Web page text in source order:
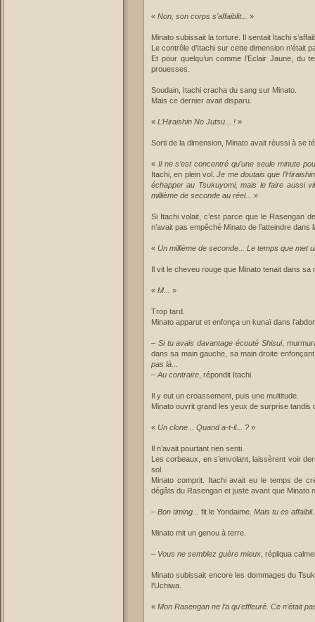
« Non, son corps s’affaiblit... »
Minato subissait la torture. Il sentait Itachi
Le contrôle d’Itachi sur cette dimension n’était
Et pour quelqu’un comme l’Eclair Jaune, du
prouesses.
Soudain, Itachi cracha du sang sur Minato.
Mais ce dernier avait disparu.
« L’Hiraishin No Jutsu... ! »
Sorti de la dimension, Minato avait réussi à se
« Il ne s’est concentré qu’une seule minute
Itachi, en plein vol.Je me doutais que
échapper au Tsukuyomi, mais le faire aussi
millième de seconde au réel...
»
Si Itachi volait, c’est parce que le Rasengan
n’avait pas empêché Minato de l’atteindre dans
« Un millième de seconde... Le temps que met
Il vit le cheveu rouge que Minato tenait dans sa
« M... »
Trop tard.
Minato apparut et enfonça un kunaï dans
– Si tu avais davantage écouté Shisui,
dans sa main gauche, sa main droite
pas là...
– Au contraire , répondit Itachi.
Il y eut un croassement, puis une multitude.
Minato ouvrit grand les yeux de surprise tandis
« Un clone... Quand a-t-il... ? »
Il n’avait pourtant rien senti.
Les corbeaux, en s’envolant, laissèrent voir
sol.
Minato comprit. Itachi avait eu le temps de
dégâts du Rasengan et juste avant que Minato
– Bon timing... fit le Yondaime. Mais tu es affaibli.
Minato mit un genou à terre.
– Vous ne semblez guère mieux , répliqua
Minato subissait encore les dommages du
l’Uchiwa.
« Mon Rasengan ne l’a qu'effleuré. Ce n’était